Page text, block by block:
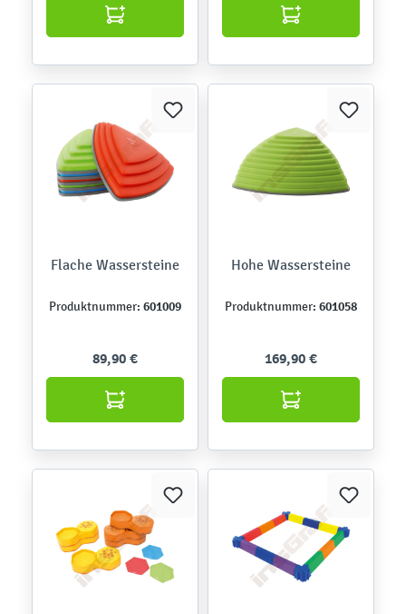
Flache Wassersteine
Produktnummer: 601009
89,90 €
Hohe Wassersteine
Produktnummer: 601058
169,90 €